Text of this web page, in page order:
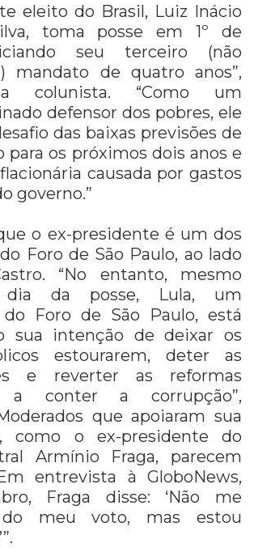
eleito do Brasil, Luiz Inácio
toma posse em 1º de
seu terceiro (não
mandato de quatro anos”,
colunista. “Como um
defensor dos pobres, ele
das baixas previsões de
para os próximos dois anos e
causada por gastos
governo.”
o ex-presidente é um dos
Foro de São Paulo, ao lado
“No entanto, mesmo
da posse, Lula, um
do Foro de São Paulo, está
sua intenção de deixar os
estourarem, deter as
e reverter as reformas
a conter a corrupção”,
que apoiaram sua
como o ex-presidente do
Armínio Fraga, parecem
entrevista à GloboNews,
Fraga disse: ‘Não me
do meu voto, mas estou